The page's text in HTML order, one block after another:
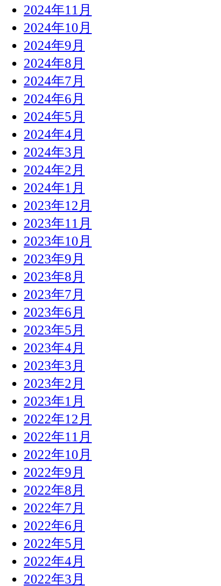
2024年11月
2024年10月
2024年9月
2024年8月
2024年7月
2024年6月
2024年5月
2024年4月
2024年3月
2024年2月
2024年1月
2023年12月
2023年11月
2023年10月
2023年9月
2023年8月
2023年7月
2023年6月
2023年5月
2023年4月
2023年3月
2023年2月
2023年1月
2022年12月
2022年11月
2022年10月
2022年9月
2022年8月
2022年7月
2022年6月
2022年5月
2022年4月
2022年3月